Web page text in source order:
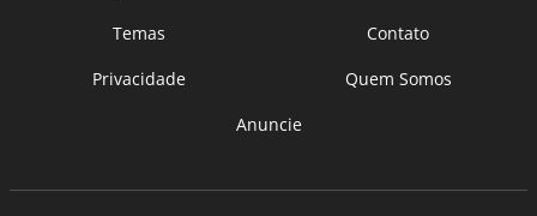
Temas
Contato
Privacidade
Quem Somos
Anuncie